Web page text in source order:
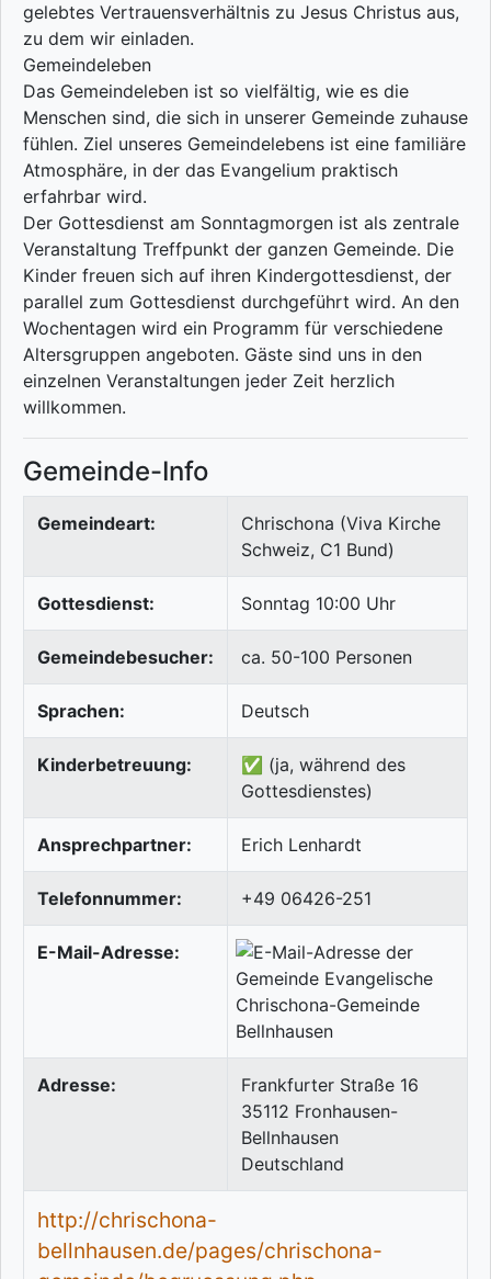
gelebtes Vertrauensverhältnis zu Jesus Christus aus,
zu dem wir einladen.
Gemeindeleben
Das Gemeindeleben ist so vielfältig, wie es die
Menschen sind, die sich in unserer Gemeinde zuhause
fühlen. Ziel unseres Gemeindelebens ist eine familiäre
Atmosphäre, in der das Evangelium praktisch
erfahrbar wird.
Der Gottesdienst am Sonntagmorgen ist als zentrale
Veranstaltung Treffpunkt der ganzen Gemeinde. Die
Kinder freuen sich auf ihren Kindergottesdienst, der
parallel zum Gottesdienst durchgeführt wird. An den
Wochentagen wird ein Programm für verschiedene
Altersgruppen angeboten. Gäste sind uns in den
einzelnen Veranstaltungen jeder Zeit herzlich
willkommen.
Gemeinde-Info
Gemeindeart:
Chrischona (Viva Kirche
Schweiz, C1 Bund)
Gottesdienst: Sonntag 10:00 Uhr
Gemeindebesucher: ca. 50-100 Personen
Sprachen: Deutsch
Kinderbetreuung:
✅ (ja, während des
Gottesdienstes)
Ansprechpartner: Erich Lenhardt
Telefonnummer: +49 06426-251
E-Mail-Adresse:
Adresse:
Frankfurter Straße 16
35112 Fronhausen-
Bellnhausen
Deutschland
http://chrischona-
bellnhausen.de/pages/chrischona-